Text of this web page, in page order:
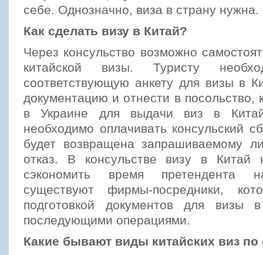
себе. Однозначно, виза в страну нужна.
Как сделать визу в Китай?
Через консульство возможно
китайской визы. Туристу
соответствующую анкету для визы в
документацию и отнести в посольство,
в Украине для выдачи виз в
необходимо оплачивать консульский
будет возвращена запрашиваемому
отказ. В консульстве визу в Китай
сэкономить время претендента
существуют фирмы-посредники,
подготовкой документов для
последующими операциями.
Какие бывают виды китайских виз по